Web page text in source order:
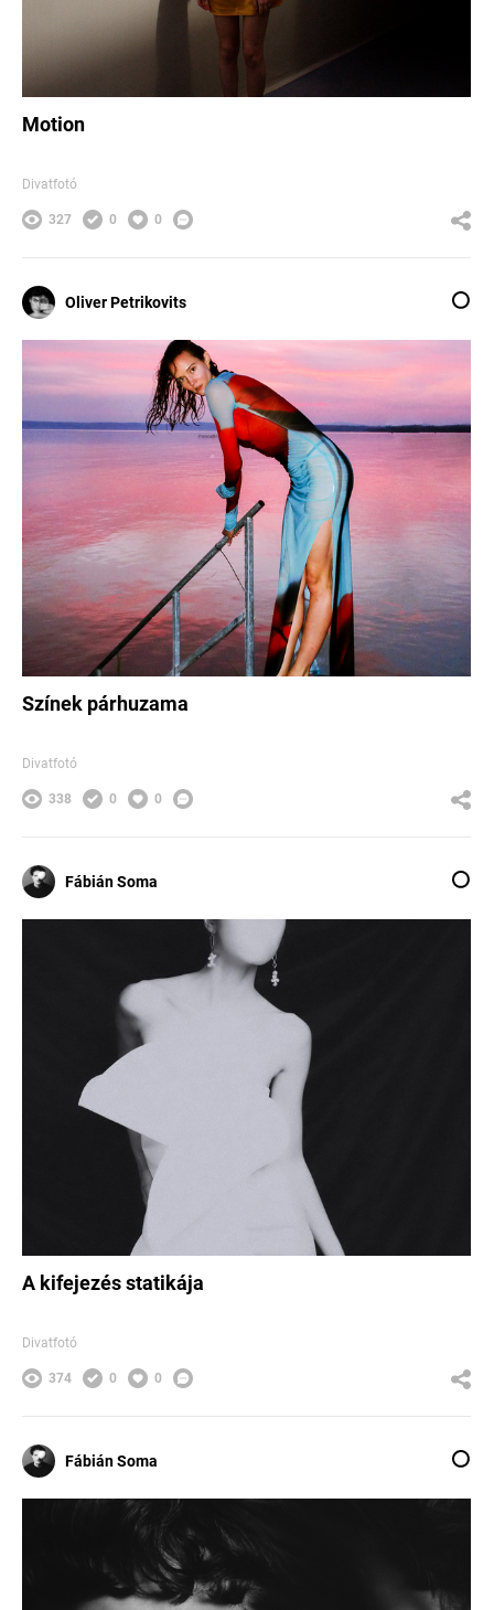
Motion
Divatfotó
327 0 0
Oliver Petrikovits
Színek párhuzama
Divatfotó
338 0 0
Fábián Soma
A kifejezés statikája
Divatfotó
374 0 0
Fábián Soma